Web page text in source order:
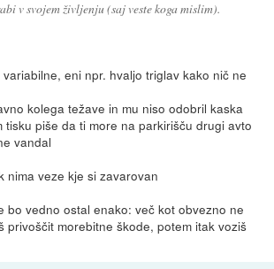
v svojem življenju (saj veste koga mislim).
eni npr. hvaljo triglav kako nič ne
kolega težave in mu niso odobril kaska
tisku piše da ti more na parkirišču drugi avto
vandal
nima veze kje si zavarovan
bo vedno ostal enako: več kot obvezno ne
privoščit morebitne škode, potem itak voziš